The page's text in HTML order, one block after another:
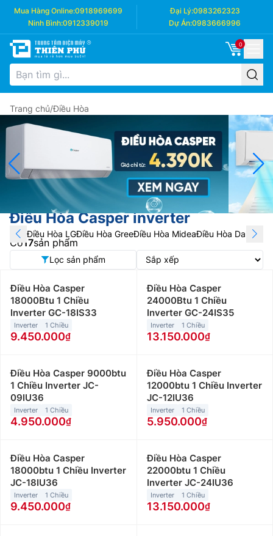
Mua Hàng Online:0918969699 Đại Lý:0983262323
Ninh Bình:0912339019 Dự Án:0983666996
0
Trang chủ/Điều Hòa
Điều Hòa Casper inverter
Điều Hòa LGĐiều Hòa GreeĐiều Hòa MideaĐiều Hòa Daikin
Có 17sản phẩm
Lọc sản phẩm
Điều Hòa Casper
18000Btu 1 Chiều
Inverter GC-18IS33
Inverter 1 Chiều
9.450.000
Điều Hòa Casper
24000Btu 1 Chiều
Inverter GC-24IS35
Inverter 1 Chiều
13.150.000
Điều Hòa Casper 9000btu
1 Chiều Inverter JC-
09IU36
Inverter 1 Chiều
4.950.000
Điều Hòa Casper
12000btu 1 Chiều Inverter
JC-12IU36
Inverter 1 Chiều
5.950.000
Điều Hòa Casper
18000btu 1 Chiều Inverter
JC-18IU36
Inverter 1 Chiều
9.450.000
Điều Hòa Casper
22000btu 1 Chiều
Inverter JC-24IU36
Inverter 1 Chiều
13.150.000